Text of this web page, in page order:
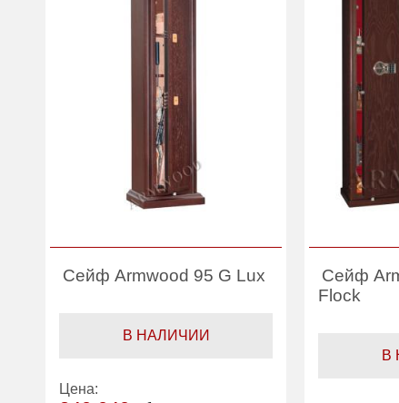
Сейф Armwood 95 G Lux
В НАЛИЧИИ
Цена:
Сейф
Flock
В